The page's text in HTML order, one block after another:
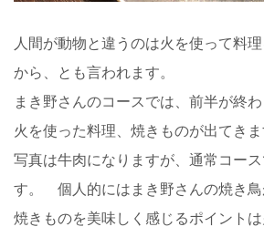
人間が動物と違うのは火を使って料
から、とも言われます。
まき野さんのコースでは、前半が終
火を使った料理、焼きものが出てきま
写真は牛肉になりますが、通常コー
す。 個人的にはまき野さんの焼き鳥
焼きものを美味しく感じるポイント